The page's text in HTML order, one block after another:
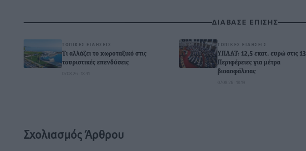
ΔΙΑΒΑΣΕ ΕΠΙΣΗΣ
ΤΟΠΙΚΈΣ ΕΙΔΉΣΕΙΣ
Τι αλλάζει το χωροταξικό στις
τουριστικές επενδύσεις
07.08.26 · 18:41
ΤΟΠΙΚΈΣ ΕΙΔΉΣΕΙΣ
ΥΠΑΑΤ: 12,5 εκατ. ευρώ στις 13
Περιφέρειες για μέτρα
βιοασφάλειας
07.08.26 · 18:19
Σχολιασμός Άρθρου